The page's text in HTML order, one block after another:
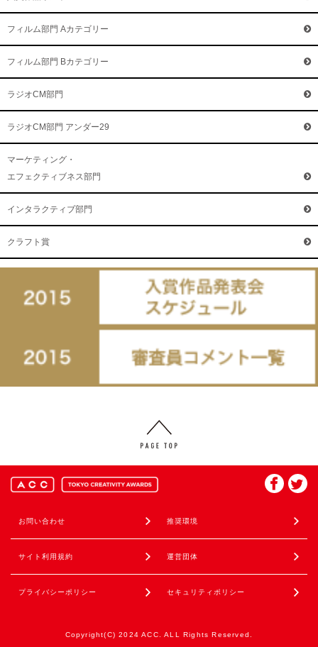
フィルム部門 Aカテゴリー
フィルム部門 Bカテゴリー
ラジオCM部門
ラジオCM部門 アンダー29
マーケティング・
エフェクティブネス部門
インタラクティブ部門
クラフト賞
お問い合わせ 推奨環境
サイト利用規約 運営団体
プライバシーポリシー セキュリティポリシー
Copyright(C) 2024 ACC. ALL Rights Reserved.